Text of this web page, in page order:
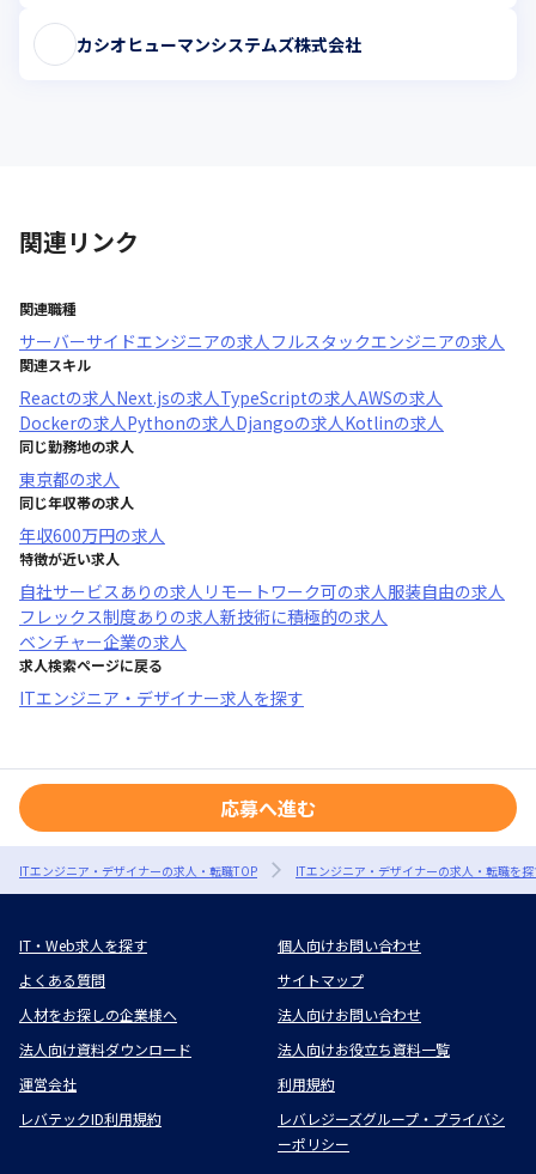
カシオヒューマンシステムズ株式会社
関連リンク
関連職種
サーバーサイドエンジニアの求人フルスタックエンジニアの求人
関連スキル
Reactの求人Next.jsの求人TypeScriptの求人AWSの求人
Dockerの求人Pythonの求人Djangoの求人Kotlinの求人
同じ勤務地の求人
東京都の求人
同じ年収帯の求人
年収600万円の求人
特徴が近い求人
自社サービスあり の求人 リモートワーク可の求人服装自由の求人
フレックス制度あり の求人新技術に積極的の求人
ベンチャー企業の求人
求人検索ページに戻る
ITエンジニア・デザイナー求人を探す
応募へ進む
ITエンジニア・デザイナーの求人・転職TOP ITエンジニア・デザイナーの求人・転職を
IT・Web求人を探す
個人向けお問い合わせ
よくある質問
サイトマップ
人材をお探しの企業様へ
法人向けお問い合わせ
法人向け資料ダウンロード
法人向けお役立ち資料一覧
運営会社
利用規約
レバテックID利用規約
レバレジーズグループ・プライバシ
ーポリシー